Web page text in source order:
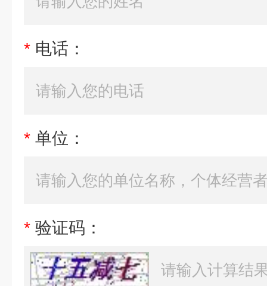
* 电话：
* 单位：
* 验证码：